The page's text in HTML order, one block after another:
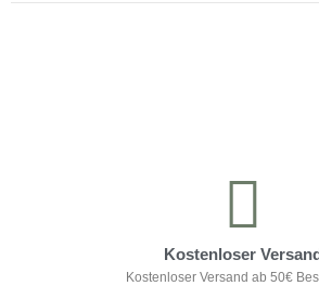
Kostenloser
Kostenloser Versand ab 50€